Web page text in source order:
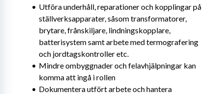
Utföra underhåll, reparationer och kopplingar på
ställverksapparater, såsom transformatorer,
brytare, frånskiljare, lindningskopplare,
batterisystem samt arbete med termografering
och jordtagskontroller etc.
Mindre ombyggnader och felavhjälpningar kan
komma att ingå i rollen
Dokumentera utfört arbete och hantera